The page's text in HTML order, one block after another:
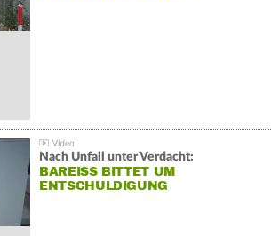
Nach Unfall unter Verdacht:
BAREISS BITTET UM E
NTSCHULDIGUNG